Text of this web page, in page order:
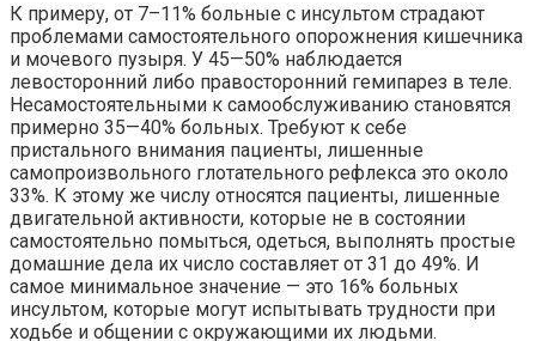
К примеру, от 7–11% больные с инсультом страдают
проблемами самостоятельного опорожнения кишечника
и мочевого пузыря. У 45—50% наблюдается
левосторонний либо правосторонний гемипарез в теле.
Несамостоятельными к самообслуживанию становятся
примерно 35—40% больных. Требуют к себе
пристального внимания пациенты, лишенные
самопроизвольного глотательного рефлекса это около
33%. К этому же числу относятся пациенты, лишенные
двигательной активности, которые не в состоянии
самостоятельно помыться, одеться, выполнять простые
домашние дела их число составляет от 31 до 49%. И
самое минимальное значение — это 16% больных
инсультом, которые могут испытывать трудности при
ходьбе и общении с окружающими их людьми.